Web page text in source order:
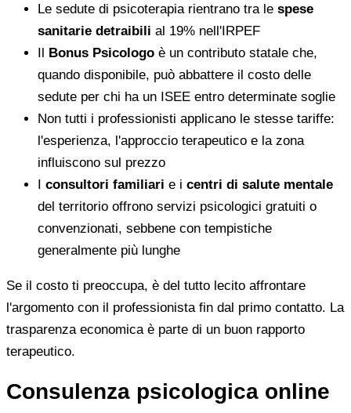
Le sedute di psicoterapia rientrano tra le spese
sanitarie detraibili al 19% nell'IRPEF
Il Bonus Psicologo è un contributo statale che,
quando disponibile, può abbattere il costo delle
sedute per chi ha un ISEE entro determinate soglie
Non tutti i professionisti applicano le stesse tariffe:
l'esperienza, l'approccio terapeutico e la zona
influiscono sul prezzo
I consultori familiari e i centri di salute mentale
del territorio offrono servizi psicologici gratuiti o
convenzionati, sebbene con tempistiche
generalmente più lunghe
Se il costo ti preoccupa, è del tutto lecito affrontare
l'argomento con il professionista fin dal primo contatto. La
trasparenza economica è parte di un buon rapporto
terapeutico.
Consulenza psicologica online